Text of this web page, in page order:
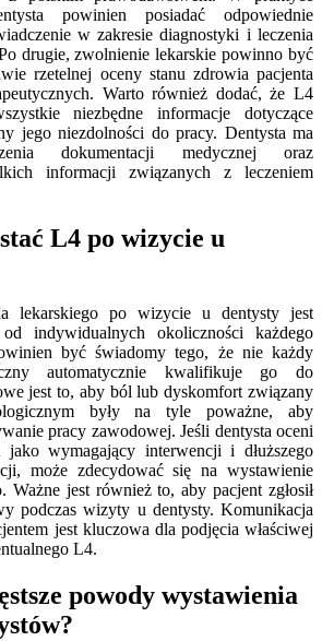
powinien posiadać odpowiednie
w zakresie diagnostyki i leczenia
drugie, zwolnienie lekarskie powinno być
rzetelnej oceny stanu zdrowia pacjenta
Warto również dodać, że L4
niezbędne informacje dotyczące
jego niezdolności do pracy. Dentysta ma
dokumentacji medycznej oraz
informacji związanych z leczeniem
L4 po wizycie u
lekarskiego po wizycie u dentysty jest
indywidualnych okoliczności każdego
być świadomy tego, że nie każdy
automatycznie kwalifikuje go do
jest to, aby ból lub dyskomfort związany
były na tyle poważne, aby
pracy zawodowej. Jeśli dentysta oceni
jako wymagający interwencji i dłuższego
może zdecydować się na wystawienie
Ważne jest również to, aby pacjent zgłosił
podczas wizyty u dentysty. Komunikacja
jest kluczowa dla podjęcia właściwej
L4.
powody wystawienia